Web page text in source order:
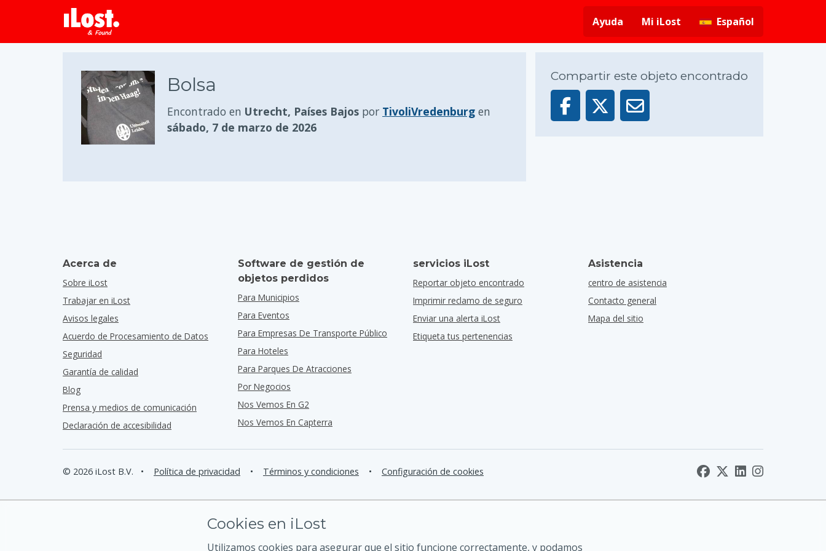
Ayuda Mi iLost Español
Bolsa
Encontrado en Utrecht, Países Bajos por TivoliVredenburg en
sábado, 7 de marzo de 2026
Compartir este objeto encontrado
Acerca de
Sobre iLost
Trabajar en iLost
Avisos legales
Acuerdo de Procesamiento de Datos
Seguridad
Garantía de calidad
Blog
Prensa y medios de comunicación
Declaración de accesibilidad
Software de gestión de
objetos perdidos
Para Municipios
Para Eventos
Para Empresas De Transporte Público
Para Hoteles
Para Parques De Atracciones
Por Negocios
Nos Vemos En G2
Nos Vemos En Capterra
servicios iLost
Reportar objeto encontrado
Imprimir reclamo de seguro
Enviar una alerta iLost
Etiqueta tus pertenencias
Asistencia
centro de asistencia
Contacto general
Mapa del sitio
© 2026 iLost B.V. • Política de privacidad • Términos y condiciones • Configuración de cookies
Cookies en iLost
Utilizamos cookies para asegurar que el sitio funcione correctamente, y podamos